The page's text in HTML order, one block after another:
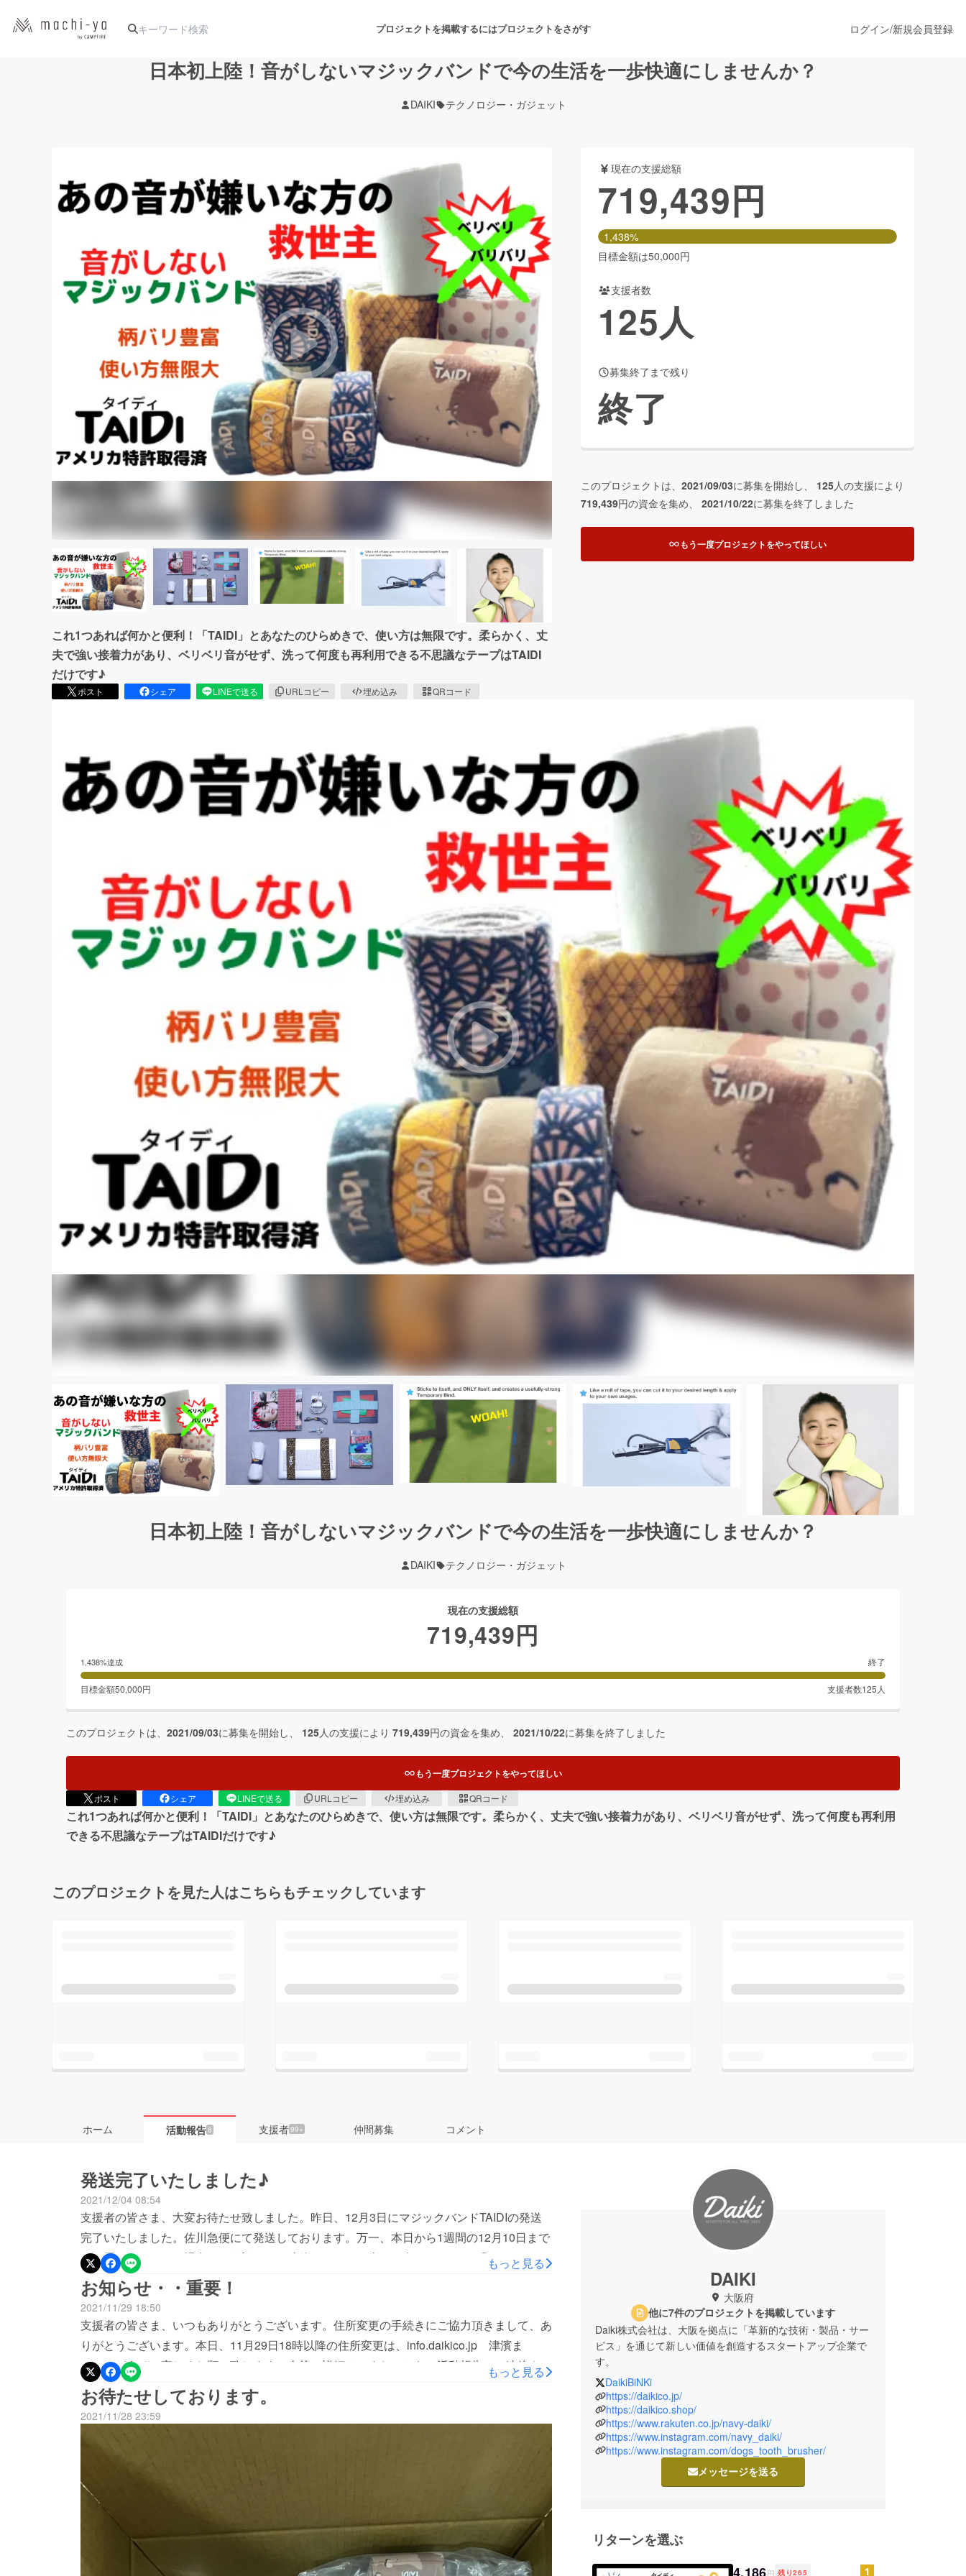
プロジェクトを掲載するにはプロジェクトをさがす
アート・写真 音楽 舞台・パフォーマンス
テクノロジー・ガジェット ゲーム・サービス開発 フード・飲食店 ファッション
映像・映画 書籍・雑誌出版 アニメ・漫画
ビジネス・起業 チャレンジ ビューティー・ヘルスケア
まちづくり・地域活性化
CAMPFIRE for Social GoodCAMPFIRE Creation
CAMPFIREふるさと納税
machi-yaコミュニティ
ログイン/新規会員登録
日本初上陸！音がしないマジックバンドで今の生活を一歩快適にしませんか？
DAIKI テクノロジー・ガジェット
これ1つあれば何かと便利！「TAIDI」とあなたのひらめきで、使い方は無限です。柔らかく、丈
夫で強い接着力があり、ベリベリ音がせず、洗って何度も再利用できる不思議なテープはTAIDI
だけです♪
ポスト シェア LINEで送る URLコピー 埋め込み QRコード
現在の支援総額
719,439円
1,438%
目標金額は50,000円
支援者数
125人
募集終了まで残り
終了
このプロジェクトは、 2021/09/03に募集を開始し、 125人の支援により
719,439円の資金を集め、 2021/10/22に募集を終了しました
もう一度プロジェクトをやってほしい
日本初上陸！音がしないマジックバンドで今の生活を一歩快適にしませんか？
DAIKI テクノロジー・ガジェット
現在の支援総額
719,439円
1,438%達成 終了
目標金額50,000円 支援者数125 人
このプロジェクトは、 2021/09/03に募集を開始し、 125人の支援により 719,439円の資金を集め、 2021/10/22に募集を終了しました
もう一度プロジェクトをやってほしい
ポスト シェア LINEで送る URLコピー 埋め込み QRコード
これ1つあれば何かと便利！「TAIDI」とあなたのひらめきで、使い方は無限です。柔らかく、丈夫で強い接着力があり、ベリベリ音がせず、洗って何度も再利用
できる不思議なテープはTAIDIだけです♪
このプロジェクトを見た人はこちらもチェックしています
ホーム 活動報告8 支援者99+ 仲間募集 コメント
発送完了いたしました♪
2021/12/04 08:54
支援者の皆さま、大変お待たせ致しました。昨日、12月3日にマジックバンドTAIDIの発送
完了いたしました。佐川急便にて発送しております。万一、本日から1週間の12月10日まで
にお届けできてない場合は、下記までご連絡頂けますと幸いの存じます。info◎daikico.jp
(◎を＠に変換してください。)いたずらメールが多いので申し訳ございません津濱までよろ
しく御願い致します。TAIDIの使用感等、お気づきの点や感想などありましたら教えて頂け
ますと、とても嬉しく思います。今後も素敵な商品をお知らせしていきますので楽しみにし
てくださると幸いです。是非Instagramをフォローしてくださいませ。
https://www.instagram.com/daiki_gibdichzu/どうぞ、よろしく御願い致します。Daiki株式会
社津濱
もっと見る
お知らせ・・重要！
2021/11/29 18:50
支援者の皆さま、いつもありがとうございます。住所変更の手続きにご協力頂きまして、あ
りがとうございます。本日、11月29日18時以降の住所変更は、info.daikico.jp 津濱ま
で・・どうぞ、宜しくお願い致します。今後の詳細は、またこちらの活動報告でご連絡させ
て頂きます。今朝は、かなり冷え込みました・・どうぞ、ご自愛くださいませ。津濱
もっと見る
お待たせしております。
2021/11/28 23:59
DAIKI
大阪府
他に7件のプロジェクトを掲載しています
Daiki株式会社は、大阪を拠点に「革新的な技術・製品・サー
ビス」を通じて新しい価値を創造するスタートアップ企業で
す。
私たちは国内のベンチャーメーカーとタッグを組み、プロ
ジェクトチームを立ち上げてコラボレーション商品を開発し
ています。さらに、日本の優れた製品を世界へ届けるため、
米国をはじめとした海外企業とのネットワークを活かし、独
自の販売ルートを構築しています。
また近年では、特許技術を活かしたオンリーワン製品をPB
革新と信頼を軸に、国内外で「日本発の新しい価値」を発信
し続けます。
DaikiBiNKi
https://daikico.jp/
https://daikico.shop/
https://www.rakuten.co.jp/navy-daiki/
https://www.instagram.com/navy_daiki/
https://www.instagram.com/dogs_tooth_brusher/
メッセージを送る
リターンを選ぶ
4,186円 残り265